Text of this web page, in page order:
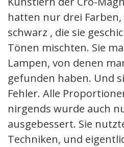
hatten nur drei
schwarz , die sie
Tönen mischten. Sie
Lampen, von denen
gefunden haben. Und
Fehler. Alle
nirgends wurde auch
ausgebessert. Sie
Techniken, und